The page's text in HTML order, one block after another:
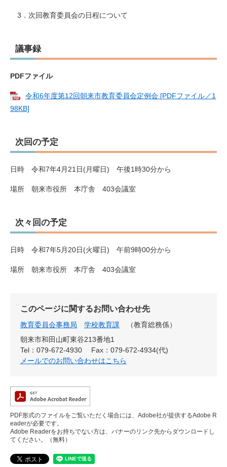
3．次回教育委員会の日程について
議事録
PDFファイル
令和6年度第12回朝来市教育委員会定例会 [PDFファイル／1
98KB]
次回の予定
日時 令和7年4月21日(月曜日) 午後1時30分から
場所 朝来市役所 本庁舎 403会議室
次々回の予定
日時 令和7年5月20日(火曜日) 午前9時00分から
場所 朝来市役所 本庁舎 403会議室
このページに関するお問い合わせ先
教育委員会事務局 学校教育課
教育総務係
朝来市和田山町東谷213番地1
Tel：079-672-4930
Fax：079-672-4934(代)
メールでのお問い合わせはこちら
PDF形式のファイルをご覧いただく場合には、Adobe社が提供するAdobe R
eaderが必要です。
Adobe Readerをお持ちでない方は、バナーのリンク先からダウンロードし
てください。（無料）